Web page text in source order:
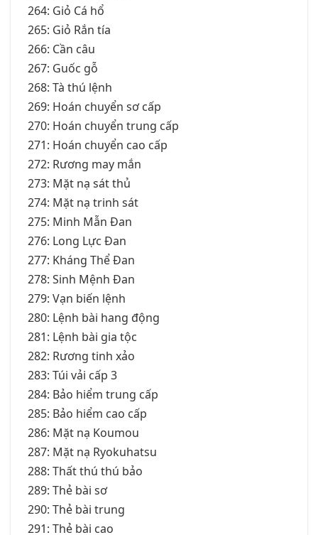
264: Giỏ Cá hổ
265: Giỏ Rắn tía
266: Cần câu
267: Guốc gỗ
268: Tà thú lệnh
269: Hoán chuyển sơ cấp
270: Hoán chuyển trung cấp
271: Hoán chuyển cao cấp
272: Rương may mắn
273: Mặt nạ sát thủ
274: Mặt nạ trinh sát
275: Minh Mẫn Đan
276: Long Lực Đan
277: Kháng Thể Đan
278: Sinh Mệnh Đan
279: Vạn biến lệnh
280: Lệnh bài hang động
281: Lệnh bài gia tộc
282: Rương tinh xảo
283: Túi vải cấp 3
284: Bảo hiểm trung cấp
285: Bảo hiểm cao cấp
286: Mặt nạ Koumou
287: Mặt nạ Ryokuhatsu
288: Thất thú thú bảo
289: Thẻ bài sơ
290: Thẻ bài trung
291: Thẻ bài cao